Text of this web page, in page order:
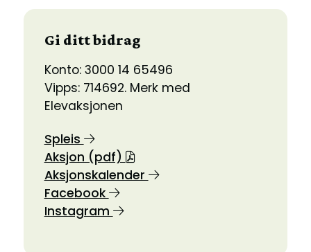
Gi ditt bidrag
Konto: 3000 14 65496
Vipps: 714692. Merk med
Elevaksjonen
Spleis
Aksjon (pdf)
Aksjonskalender
Facebook
Instagram